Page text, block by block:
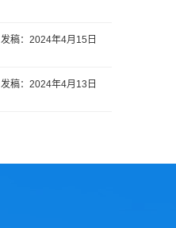
发稿：2024年4月15日
发稿：2024年4月13日